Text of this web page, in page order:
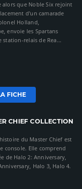
alors que Noble Six rejoint
d'un camarade
Holland,
envoie les Spartans
relais de Rea...
FICHE
CHIEF COLLECTION
du Master Chief est
console. Elle comprend
de Halo 2: Anniversary,
Halo 3, Halo 4.